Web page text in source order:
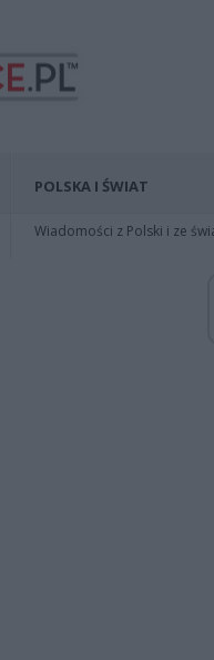
POLSKA I ŚWIAT
Wiadomości z Polski i ze